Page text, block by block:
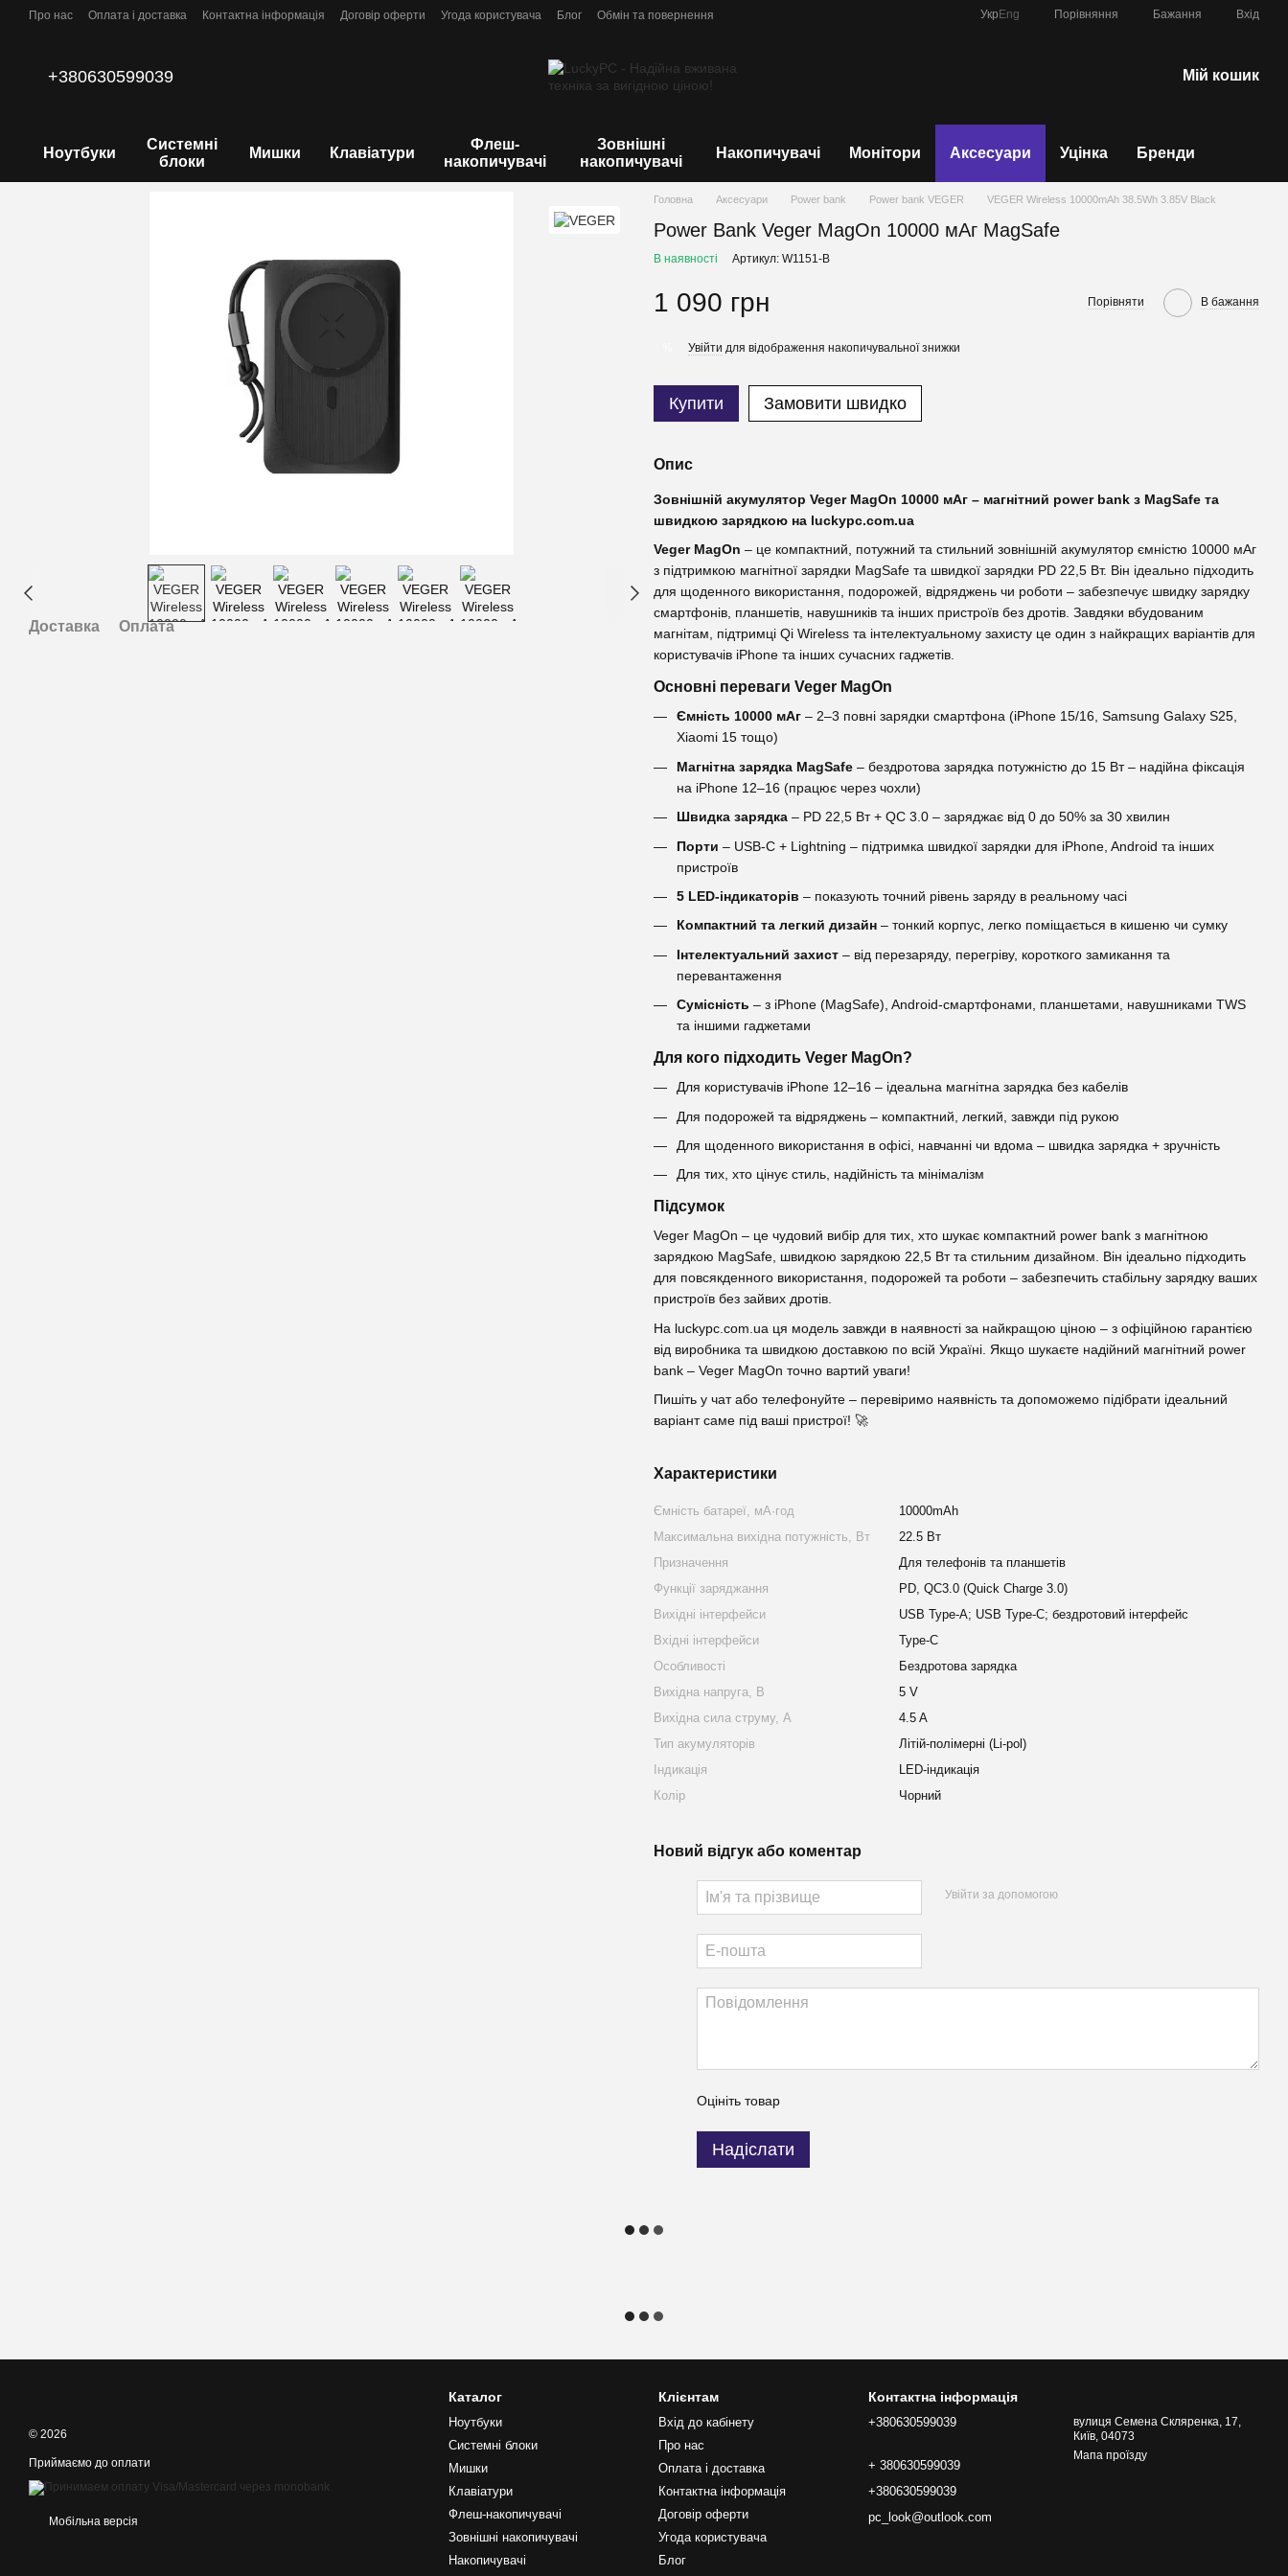
Перейти до основного контенту
Про нас Оплата і доставка Контактна інформація Договір оферти Угода користувача Блог Обмін та повернення Укр Eng Порівняння Бажання Вхід
+380630599039 Мій кошик
Ноутбуки
Системні
блоки
Мишки Клавіатури
Флеш-
накопичувачі
Зовнішні
накопичувачі
Накопичувачі Монітори Аксесуари Уцінка Бренди
Доставка Оплата
Головна Аксесуари Power bank Power bank VEGER VEGER Wireless 10000mAh 38.5Wh 3.85V Black
Power Bank Veger MagOn 10000 мАг MagSafe
В наявності Артикул: W1151-B
1 090 грн Порівняти В бажання
Увійти для відображення накопичувальної знижки
Купити Замовити швидко
Опис
Зовнішній акумулятор Veger MagOn 10000 мАг – магнітний power bank з MagSafe та
швидкою зарядкою на luckypc.com.ua
Veger MagOn – це компактний, потужний та стильний зовнішній акумулятор ємністю 10000 мАг
з підтримкою магнітної зарядки MagSafe та швидкої зарядки PD 22,5 Вт. Він ідеально підходить
для щоденного використання, подорожей, відряджень чи роботи – забезпечує швидку зарядку
смартфонів, планшетів, навушників та інших пристроїв без дротів. Завдяки вбудованим
магнітам, підтримці Qi Wireless та інтелектуальному захисту це один з найкращих варіантів для
користувачів iPhone та інших сучасних гаджетів.
Основні переваги Veger MagOn
Ємність 10000 мАг – 2–3 повні зарядки смартфона (iPhone 15/16, Samsung Galaxy S25,
Xiaomi 15 тощо)
Магнітна зарядка MagSafe – бездротова зарядка потужністю до 15 Вт – надійна фіксація
на iPhone 12–16 (працює через чохли)
Швидка зарядка – PD 22,5 Вт + QC 3.0 – заряджає від 0 до 50% за 30 хвилин
Порти – USB-C + Lightning – підтримка швидкої зарядки для iPhone, Android та інших
пристроїв
5 LED-індикаторів – показують точний рівень заряду в реальному часі
Компактний та легкий дизайн – тонкий корпус, легко поміщається в кишеню чи сумку
Інтелектуальний захист – від перезаряду, перегріву, короткого замикання та
перевантаження
Сумісність – з iPhone (MagSafe), Android-смартфонами, планшетами, навушниками TWS
та іншими гаджетами
Для кого підходить Veger MagOn?
Для користувачів iPhone 12–16 – ідеальна магнітна зарядка без кабелів
Для подорожей та відряджень – компактний, легкий, завжди під рукою
Для щоденного використання в офісі, навчанні чи вдома – швидка зарядка + зручність
Для тих, хто цінує стиль, надійність та мінімалізм
Підсумок
Veger MagOn – це чудовий вибір для тих, хто шукає компактний power bank з магнітною
зарядкою MagSafe, швидкою зарядкою 22,5 Вт та стильним дизайном. Він ідеально підходить
для повсякденного використання, подорожей та роботи – забезпечить стабільну зарядку ваших
пристроїв без зайвих дротів.
На luckypc.com.ua ця модель завжди в наявності за найкращою ціною – з офіційною гарантією
від виробника та швидкою доставкою по всій Україні. Якщо шукаєте надійний магнітний power
bank – Veger MagOn точно вартий уваги!
Пишіть у чат або телефонуйте – перевіримо наявність та допоможемо підібрати ідеальний
варіант саме під ваші пристрої! 🚀
Характеристики
Ємність батареї, мА·год
10000mAh
Максимальна вихідна потужність, Вт
22.5 Вт
Призначення
Для телефонів та планшетів
Функції заряджання
PD, QC3.0 (Quick Charge 3.0)
Вихідні інтерфейси
USB Type-A; USB Type-C; бездротовий інтерфейс
Вхідні інтерфейси
Type-C
Особливості
Бездротова зарядка
Вихідна напруга, В
5 V
Вихідна сила струму, А
4.5 A
Тип акумуляторів
Літій-полімерні (Li-pol)
Індикація
LED-індикація
Колір
Чорний
Новий відгук або коментар
Увійти за допомогою
Оцініть товар
Надіслати
© 2026
Приймаємо до оплати
Мобільна версія
Каталог
Ноутбуки
Системні блоки
Мишки
Клавіатури
Флеш-накопичувачі
Зовнішні накопичувачі
Накопичувачі
Клієнтам
Вхід до кабінету
Про нас
Оплата і доставка
Контактна інформація
Договір оферти
Угода користувача
Блог
Контактна інформація
+380630599039
+ 380630599039
+380630599039
pc_look@outlook.com
вулиця Семена Скляренка, 17,
Київ, 04073
Мапа проїзду